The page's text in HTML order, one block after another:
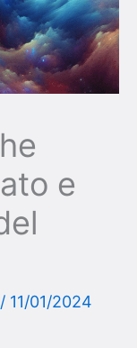
e
/ 11/01/2024